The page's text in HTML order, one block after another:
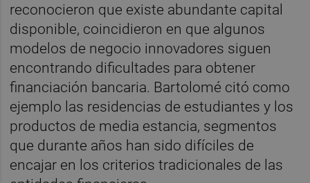
reconocieron que existe abundante capital
disponible, coincidieron en que algunos
modelos de negocio innovadores siguen
encontrando dificultades para obtener
financiación bancaria. Bartolomé citó como
ejemplo las residencias de estudiantes y los
productos de media estancia, segmentos
que durante años han sido difíciles de
encajar en los criterios tradicionales de las